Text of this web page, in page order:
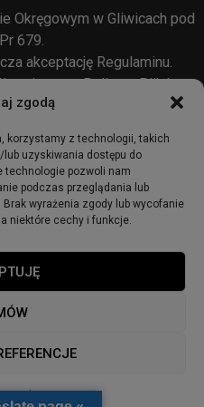
zgodą
korzystamy z technologii, takich
uzyskiwania dostępu do
technologie pozwoli nam
podczas przeglądania lub
wyrażenia zgody lub wycofanie
niektóre cechy i funkcje.
cookies
Okręgowym w Gliwicach pod
679.
akceptację Regulaminu
opisany wPolityce Plików
Polityka cookies